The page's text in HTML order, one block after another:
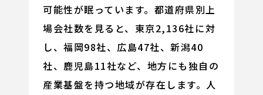
可能性が眠っています。都道府県別上
場会社数を見ると、東京2,136社に対
し、福岡98社、広島47社、新潟40
社、鹿児島11社など、地方にも独自の
産業基盤を持つ地域が存在します。人